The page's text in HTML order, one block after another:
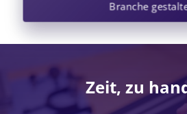
Branche
Zeit, zu